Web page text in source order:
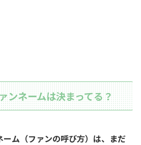
ネームは決まってる？
ム（ファンの呼び方）は、まだ